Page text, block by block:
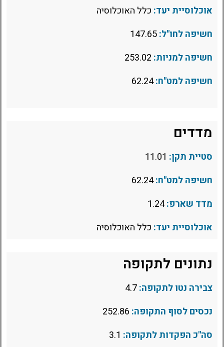
אוכלוסיית יעד: כלל האוכלוסיה
חשיפה לחו"ל:
חשיפה למניות:
חשיפה למט"ח:62.24
מדדים
סטיית תקן:
חשיפה למט"ח:62.24
מדד שארפ:1.24
אוכלוסיית יעד: כלל האוכלוסיה
נתונים לתקופה
צבירה נטו לתקופה:
נכסים לסוף התקופה:
סה"כ הפקדות לתקופה: